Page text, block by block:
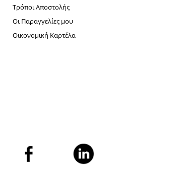
Τρόποι Αποστολής
Oι Παραγγελίες μου
Oικονομική Καρτέλα